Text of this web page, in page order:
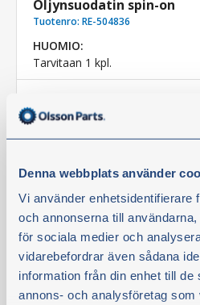
Denna webbplats använder
Vi använder enhetsidentifierare
och annonserna till
för sociala medier och
vidarebefordrar även sådana
information från din enhet till de
annons- och analysföretag
Öljynsuodatin spin-on
Tuotenro: RE-504836
HUOMIO:
Tarvitaan 1 kpl.
20,40 €
Kun ostat 6 tai enemmän,
Osta
Suodatin